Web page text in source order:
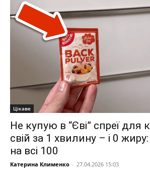
Цікаве
Не купую в “Єві” спреї для
свій за 1 хвилину – і 0
на всі 100
Катерина Клименко - 27.04.2026 15:03